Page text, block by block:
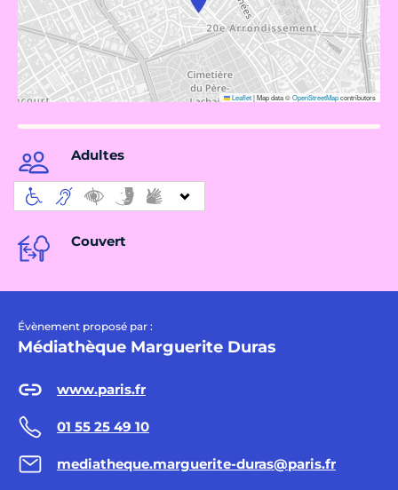
Leaflet|Map data ©OpenStreetMapcontributors
Adultes
Couvert
Évènement proposé par :
Médiathèque Marguerite Duras
www.paris.fr
01 55 25 49 10
mediatheque.marguerite-duras@paris.fr